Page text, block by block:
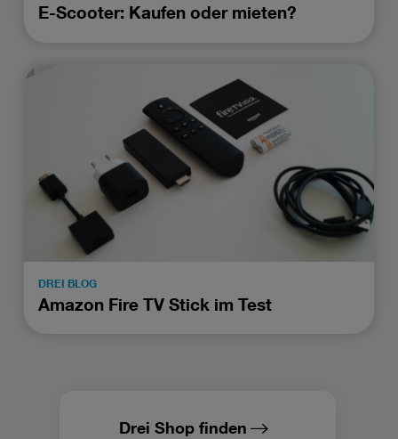
E-Scooter: Kaufen oder mieten?
DREI BLOG
Amazon Fire TV Stick im Test
Drei Shop finden